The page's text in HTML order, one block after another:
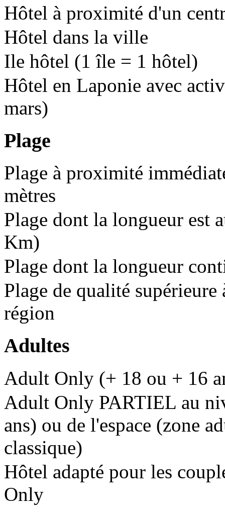
Hôtel à proximité d'un
Hôtel dans la ville
Ile hôtel (1 île = 1 hôtel)
Hôtel en Laponie avec
mars)
Plage
Plage à proximité
mètres
Plage dont la longueur est
Km)
Plage dont la longueur
Plage de qualité
région
Adultes
Adult Only (+ 18 ou + 16
Adult Only PARTIEL au
ans) ou de l'espace (zone
classique)
Hôtel adapté pour les
Only